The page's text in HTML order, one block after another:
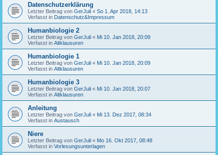
Datenschutzerklärung
Letzter Beitrag von GerJuli « So 1. Apr 2018, 14:13
Verfasst in Datenschutz&Impressum
Humanbiologie 2
Letzter Beitrag von GerJuli « Mi 10. Jan 2018, 20:09
Verfasst in Altklausuren
Humanbiologie 1
Letzter Beitrag von GerJuli « Mi 10. Jan 2018, 20:09
Verfasst in Altklausuren
Humanbiologie 3
Letzter Beitrag von GerJuli « Mi 10. Jan 2018, 20:07
Verfasst in Altklausuren
Anleitung
Letzter Beitrag von GerJuli « Mi 13. Dez 2017, 08:34
Verfasst in Austausch
Niere
Letzter Beitrag von GerJuli « Mo 16. Okt 2017, 08:48
Verfasst in Vorlesungsunterlagen